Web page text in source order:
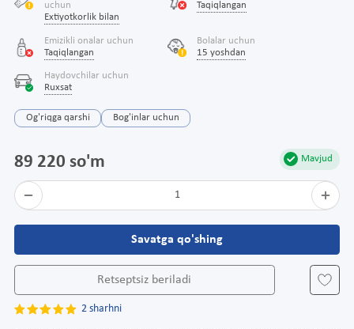
uchun
Extiyotkorlik bilan
Taqiqlangan
Emizikli onalar uchun
Taqiqlangan
Bolalar uchun
15 yoshdan
Haydovchilar uchun
Ruxsat
Og'riqga qarshi Bog'inlar uchun
Mavjud
89 220 so'm
1
Savatga qo'shing
Retseptsiz beriladi
2 sharhni